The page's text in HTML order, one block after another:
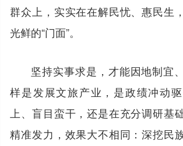
群众上，实实在在解民忧、惠民生
光鲜的“门面”。
坚持实事求是，才能因地制宜
样是发展文旅产业，是政绩冲动
上、盲目蛮干，还是在充分调研基
精准发力，效果大不相同：深挖民